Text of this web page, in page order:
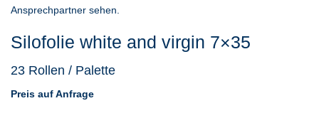
Silofolie white and virgin 7×35
23 Rollen / Palette
Preis auf Anfrage
Ansprechpartner sehen.